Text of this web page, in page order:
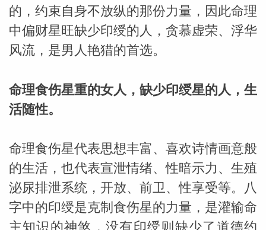
的，约束自身不放纵的那份力量，因此命理
中偏财星旺缺少印绶的人，贪慕虚荣、浮华
风流，是男人艳猎的首选。
命理食伤星重的女人，缺少印绶星的人，生
活随性。
命理食伤星代表思想丰富、喜欢诗情画意般
的生活，也代表宣泄情绪、性暗示力、生殖
泌尿排泄系统，开放、前卫、性享受等。八
字中的印绶是克制食伤星的力量，是灌输命
主知识的神煞，没有印绶则缺少了道德约